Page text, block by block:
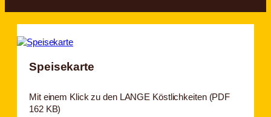
Speisekarte
Mit einem Klick zu den LANGE Köstlichkeiten (PDF
162 KB)